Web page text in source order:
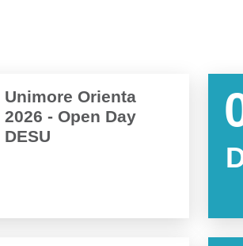
Unimore Orienta
2026 - Open Day
DESU